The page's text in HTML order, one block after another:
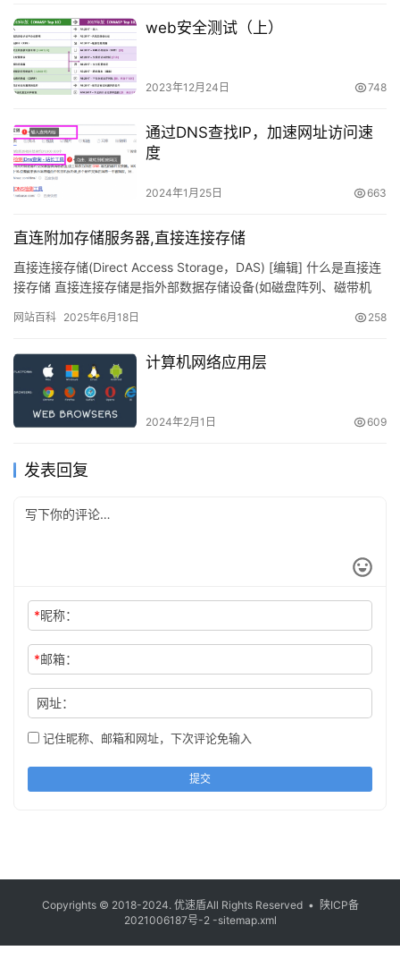
web安全测试（上）
2023年12月24日 748
通过DNS查找IP，加速网址访问速
度
2024年1月25日 663
直连附加存储服务器,直接连接存储
直接连接存储(Direct Access Storage，DAS) [编辑] 什么是直接连
接存储 直接连接存储是指外部数据存储设备(如磁盘阵列、磁带机
网站百科 2025年6月18日 258
计算机网络应用层
2024年2月1日 609
发表回复
*昵称：
*邮箱：
网址：
记住昵称、邮箱和网址，下次评论免输入
提交
Copyrights © 2018-2024. 优速盾All Rights Reserved • 陕ICP备
2021006187号-2 -sitemap.xml